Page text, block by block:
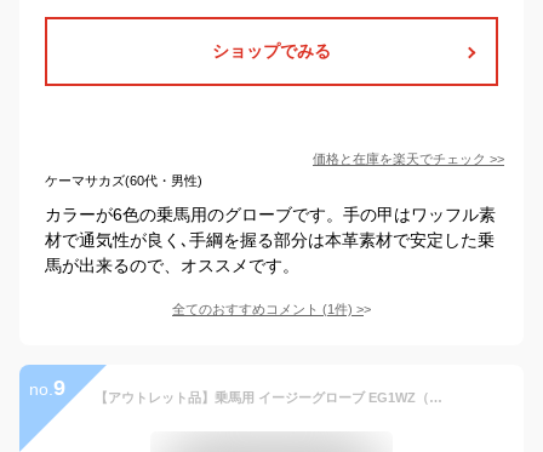
ショップでみる
価格と在庫を楽天でチェック >>
ケーマサカズ(60代・男性)
カラーが6色の乗馬用のグローブです。手の甲はワッフル素
材で通気性が良く､手綱を握る部分は本革素材で安定した乗
馬が出来るので、オススメです。
全てのおすすめコメント (1件) >
no. 9 【アウトレット品】乗馬用 イージーグローブ EG1WZ（ブラック） 訳あり | Klaus ストレッチ 手袋 黒 伸縮性 乗馬手袋 乗馬グローブ 乗馬用手袋 乗馬用グローブ クラウス 初心者 男女兼用 メンズ レディース ジュニア 男性 女性 子供 ユニセックス 軽量 乗馬 馬具 乗馬用品